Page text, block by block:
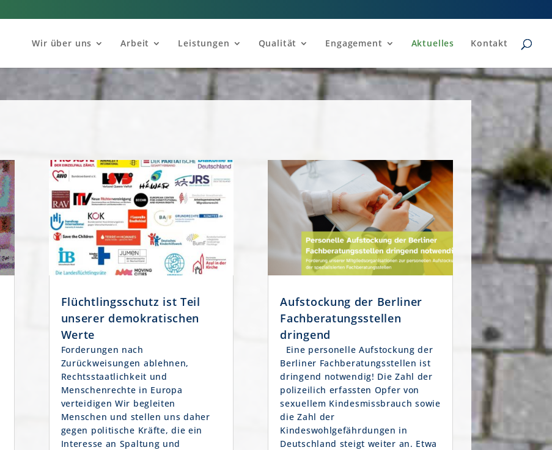
Wir über uns Arbeit Leistungen Qualität Engagement Aktuelles Kontakt
Flüchtlingsschutz ist Teil
unserer demokratischen
Werte
Forderungen nach
Zurückweisungen ablehnen,
Rechtsstaatlichkeit und
Menschenrechte in Europa
verteidigen Wir begleiten
Menschen und stellen uns daher
gegen politische Kräfte, die ein
Interesse an Spaltung und
Aufstockung der Berliner
Fachberatungsstellen
dringend
Eine personelle Aufstockung der
Berliner Fachberatungsstellen ist
dringend notwendig! Die Zahl der
polizeilich erfassten Opfer von
sexuellem Kindesmissbrauch sowie
die Zahl der
Kindeswohlgefährdungen in
Deutschland steigt weiter an. Etwa